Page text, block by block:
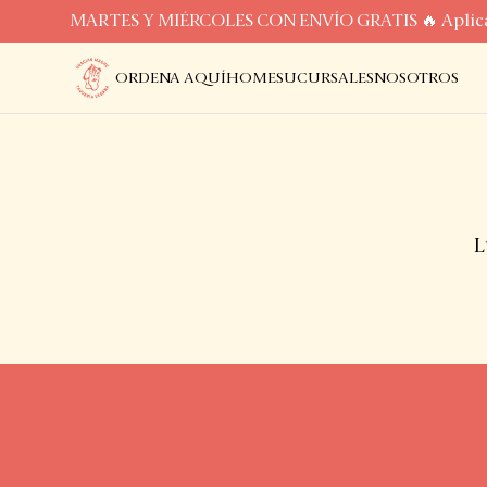
MARTES Y MIÉRCOLES CON ENVÍO GRATIS 🔥
ORDENA AQUÍHOMESUCURSALESNOSOTROS